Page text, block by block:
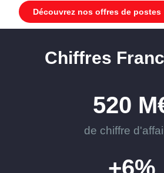
Découvrez nos offres de postes
Chiffres
de chiffre
520
+6%